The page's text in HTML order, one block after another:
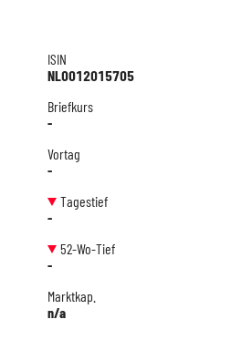
ISIN
NL0012015705
Briefkurs
-
Vortag
-
Tagestief
-
52-Wo-Tief
-
Marktkap.
n/a